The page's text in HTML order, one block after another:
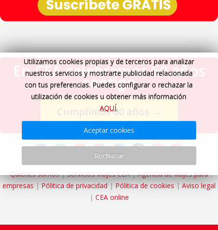
En CEA celebramos 60 años
contigo
Cumplimos 60 años →
Quiénes somos|Servicios Viajes CEA|Agencia de viajes para
empresas | Pólitica de privacidad | Pólitica de cookies | Aviso legal
| CEA online
Utilizamos cookies propias y de terceros para analizar
nuestros servicios y mostrarte publicidad relacionada
con tus preferencias. Puedes configurar o rechazar la
utilización de cookies u obtener más información
AQUÍ.
Aceptar cookies
Rechazar